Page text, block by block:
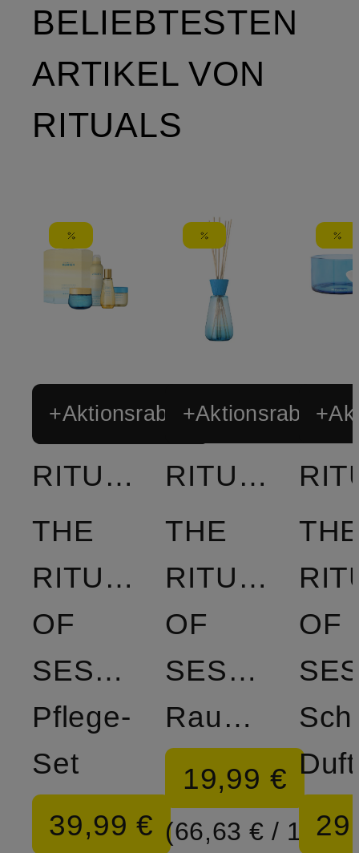
BELIEBTESTEN
ARTIKEL VON
RITUALS
+Aktionsrabatt
RITUALS
THE
RITUAL
OF
SESHEN
Pflege-
Set
39,99 €
+Aktionsrabatt
RITUALS
THE
RITUAL
OF
SESHEN
Raumduft
19,99 €
(66,63 € / 1 l)
OF